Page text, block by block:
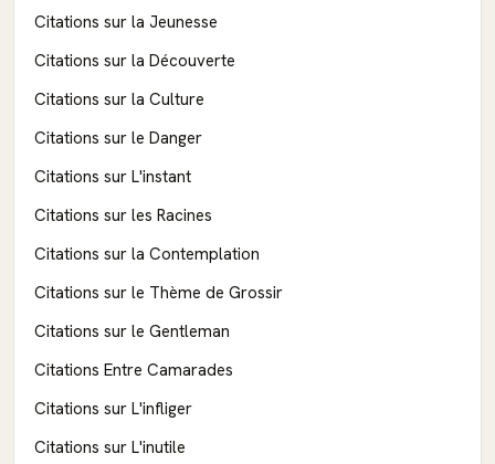
Citations sur la Jeunesse
Citations sur la Découverte
Citations sur la Culture
Citations sur le Danger
Citations sur L'instant
Citations sur les Racines
Citations sur la Contemplation
Citations sur le Thème de Grossir
Citations sur le Gentleman
Citations Entre Camarades
Citations sur L'infliger
Citations sur L'inutile